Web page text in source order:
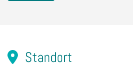
Standort